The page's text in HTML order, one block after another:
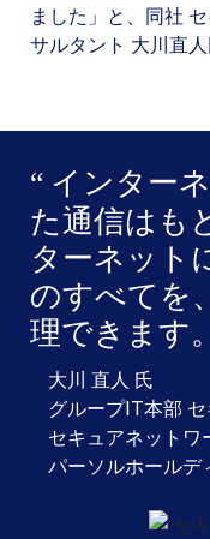
ました」と、同社
サルタント 大川直人
インター
た通信はも
ターネット
のすべてを
理できます。
大川 直人 氏
グループIT本部
セキュアネットワ
パーソルホールデ